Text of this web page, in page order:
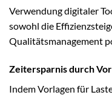
Verwendung digitaler
sowohl die
Qualitätsmanagement
Zeitersparnis durch
Indem Vorlagen für